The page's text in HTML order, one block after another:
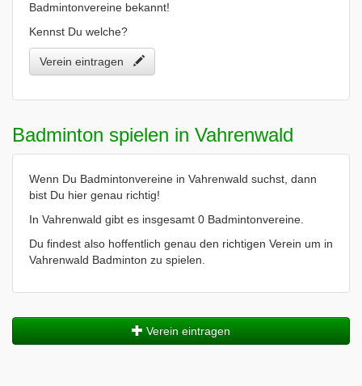
Badmintonvereine bekannt!
Kennst Du welche?
Verein eintragen
Badminton spielen in Vahrenwald
Wenn Du Badmintonvereine in Vahrenwald suchst, dann
bist Du hier genau richtig!
In Vahrenwald gibt es insgesamt 0 Badmintonvereine.
Du findest also hoffentlich genau den richtigen Verein um in
Vahrenwald Badminton zu spielen.
Verein eintragen